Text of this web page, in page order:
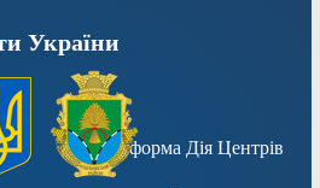
України
Платформа Дія Центрів